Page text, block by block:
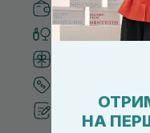
Безпечні
Тільки
Система бонусів
Рекомендації
НА